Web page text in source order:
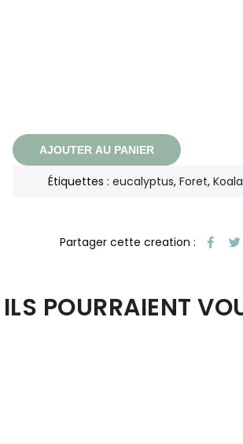
AJOUTER AU PANIER
Étiquettes : eucalyptus, Foret, Koala
ILS POURRAIENT